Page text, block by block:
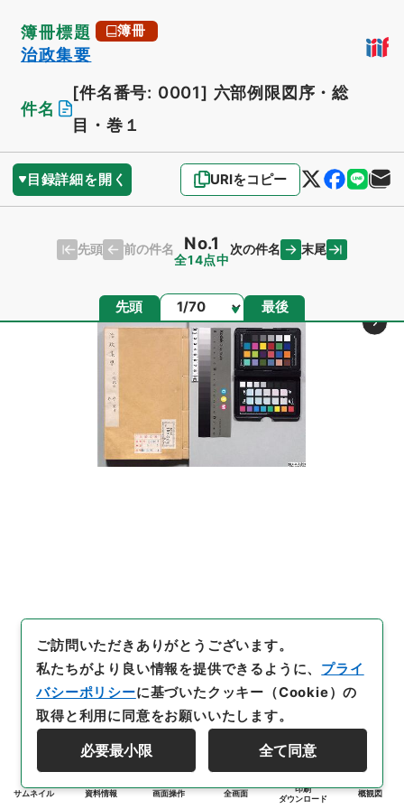
簿冊標題 簿冊
治政集要
件名
[件名番号: 0001] 六部例限図序・総
目・巻１
目録詳細を開く URIをコピー
先頭 前の件名 No.1
全14点中
次の件名 末尾
先頭 ページ 最後
サムネイル 資料情報 画面操作 全画面
印刷
ダウンロード
概観図
ご訪問いただきありがとうございます。
私たちがより良い情報を提供できるように、 プライ
バシーポリシーに基づいたクッキー（Cookie）の
取得と利用に同意をお願いいたします。
必要最小限 全て同意